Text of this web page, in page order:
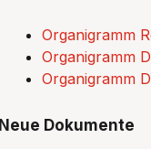
Organigramm
Organigramm
Organigramm
Neue Dokumente